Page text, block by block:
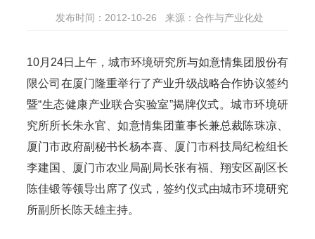
发布时间：2012-10-26 来源：合作与产业化处
10月24日上午，城市环境研究所与如意情集团股份有
限公司在厦门隆重举行了产业升级战略合作协议签约
暨“生态健康产业联合实验室”揭牌仪式。城市环境研
究所所长朱永官、如意情集团董事长兼总裁陈珠凉、
厦门市政府副秘书长杨本喜、厦门市科技局纪检组长
李建国、厦门市农业局副局长张有福、翔安区副区长
陈佳锻等领导出席了仪式，签约仪式由城市环境研究
所副所长陈天雄主持。